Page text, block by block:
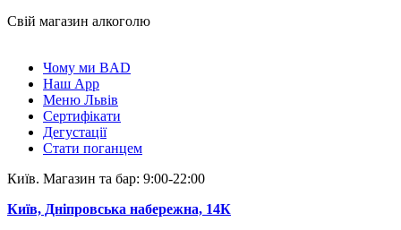
Свій магазин алкоголю
Чому ми BAD
Наш App
Меню Львів
Сертифікати
Дегустації
Стати поганцем
Київ. Магазин та бар: 9:00-22:00
Київ, Дніпровська набережна, 14К